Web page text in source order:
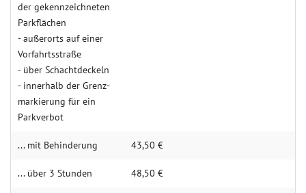
der gekenn­zeich­neten
Park­flächen
- außer­orts auf einer
Vor­fahrts­straße
- über Schacht­­deckeln
- innerhalb der Grenz­
mar­kie­rung für ein
Park­ver­bot
... mit Behin­derung 43,50 €
... über 3 Stunden 48,50 €